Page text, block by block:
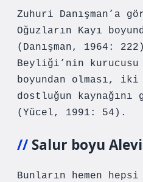
Zuhuri Danışman’a
Oğuzların Kayı
(Danışman, 1964:
Beyliği’nin kurucusu
boyundan olması,
dostluğun kaynağını
(Yücel, 1991: 54).
Salur boyu
Bunların hemen hepsi